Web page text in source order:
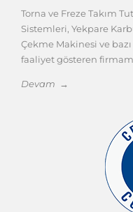
Torna ve Freze Takım
Sistemleri, Yekpare
Çekme Makinesi ve
faaliyet gösteren
Devam →